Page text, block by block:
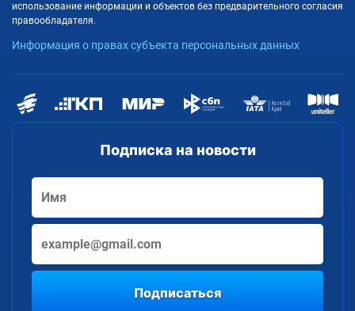
Подписка на новости
Подписаться
использование информации и объектов без предварительного согласия
правообладателя.
Информация о правах субъекта персональных данных